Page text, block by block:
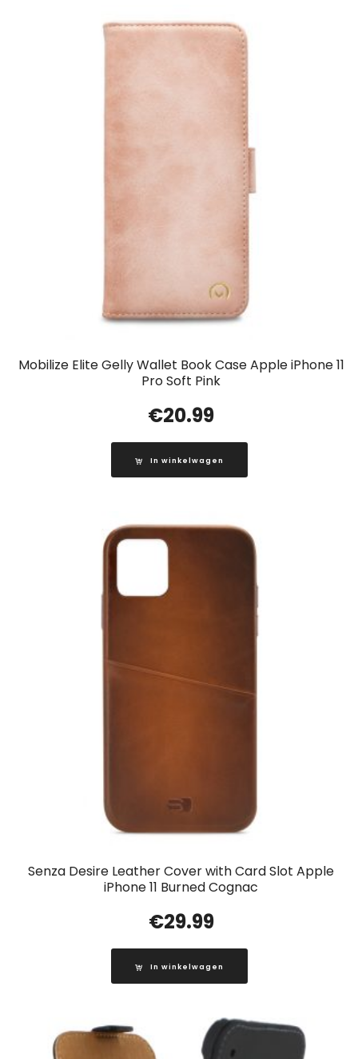
Mobilize Elite Gelly Wallet Book Case Apple iPhone 11
Pro Soft Pink
€20.99
In winkelwagen
Senza Desire Leather Cover with Card Slot Apple
iPhone 11 Burned Cognac
€29.99
In winkelwagen